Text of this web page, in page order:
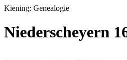
Kiening: Genealogie
Niederscheyern